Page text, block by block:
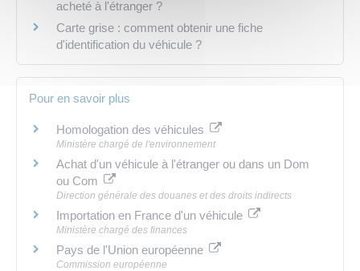
acheté à l'étranger ?
Carte grise : comment obtenir une fiche
d'identification du véhicule ?
Pour en savoir plus
Homologation des véhicules
Ministère chargé de l'environnement
Achat d'un véhicule à l'étranger ou dans un Dom
ou Com
Direction générale des douanes et des droits indirects
Importation en France d'un véhicule
Ministère chargé des finances
Pays de l'Union européenne
Commission européenne